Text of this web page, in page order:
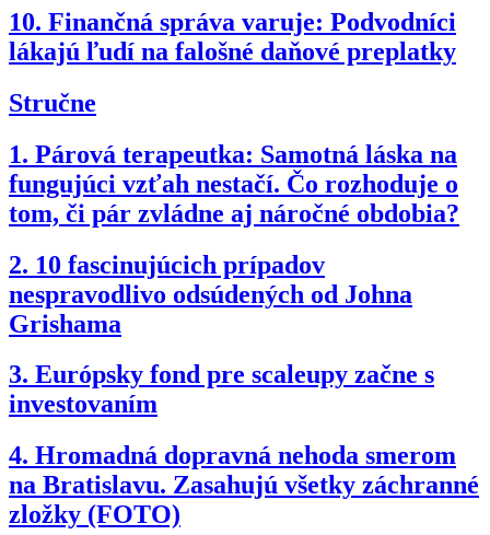
10. Finančná správa varuje: Podvodníci
lákajú ľudí na falošné daňové preplatky
Stručne
1. Párová terapeutka: Samotná láska na
fungujúci vzťah nestačí. Čo rozhoduje o
tom, či pár zvládne aj náročné obdobia?
2. 10 fascinujúcich prípadov
nespravodlivo odsúdených od Johna
Grishama
3. Európsky fond pre scaleupy začne s
investovaním
4. Hromadná dopravná nehoda smerom
na Bratislavu. Zasahujú všetky záchranné
zložky (FOTO)